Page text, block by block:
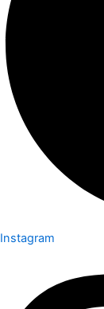
Instagram